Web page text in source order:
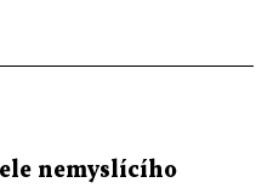
nemyslícího